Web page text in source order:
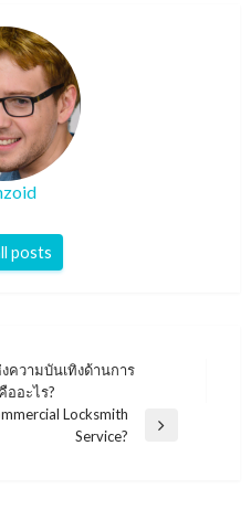
posts
ความบันเทิงด้านการ
อะไร?
Locksmith
Service?